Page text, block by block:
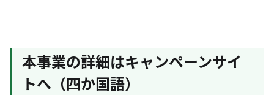
本事業の詳細はキャンペーンサイ
トへ（四か国語）